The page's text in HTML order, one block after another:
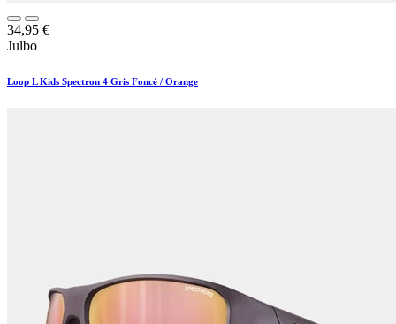
34,95 €
Julbo
Loop L Kids Spectron 4 Gris Foncé / Orange